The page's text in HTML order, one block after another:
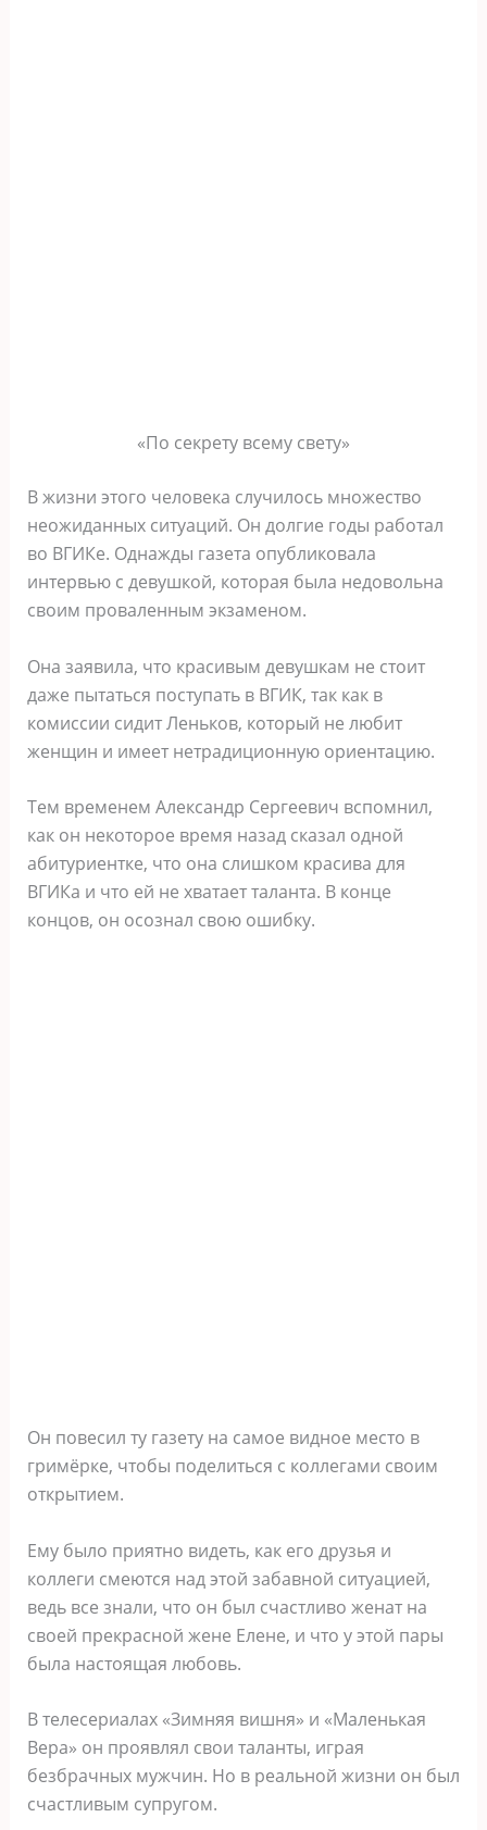
«По секрету всему свету»
В жизни этого человека случилось множество
неожиданных ситуаций. Он долгие годы работал
во ВГИКе. Однажды газета опубликовала
интервью с девушкой, которая была недовольна
своим проваленным экзаменом.
Она заявила, что красивым девушкам не стоит
даже пытаться поступать в ВГИК, так как в
комиссии сидит Леньков, который не любит
женщин и имеет нетрадиционную ориентацию.
Тем временем Александр Сергеевич вспомнил,
как он некоторое время назад сказал одной
абитуриентке, что она слишком красива для
ВГИКа и что ей не хватает таланта. В конце
концов, он осознал свою ошибку.
Он повесил ту газету на самое видное место в
гримёрке, чтобы поделиться с коллегами своим
открытием.
Ему было приятно видеть, как его друзья и
коллеги смеются над этой забавной ситуацией,
ведь все знали, что он был счастливо женат на
своей прекрасной жене Елене, и что у этой пары
была настоящая любовь.
В телесериалах «Зимняя вишня» и «Маленькая
Вера» он проявлял свои таланты, играя
безбрачных мужчин. Но в реальной жизни он был
счастливым супругом.